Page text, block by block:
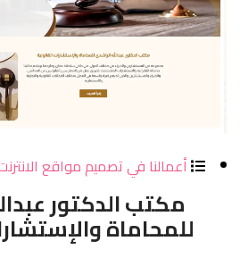
أعمالنا في تصميم مواقع
مكتب الدكتور
للمحاماة